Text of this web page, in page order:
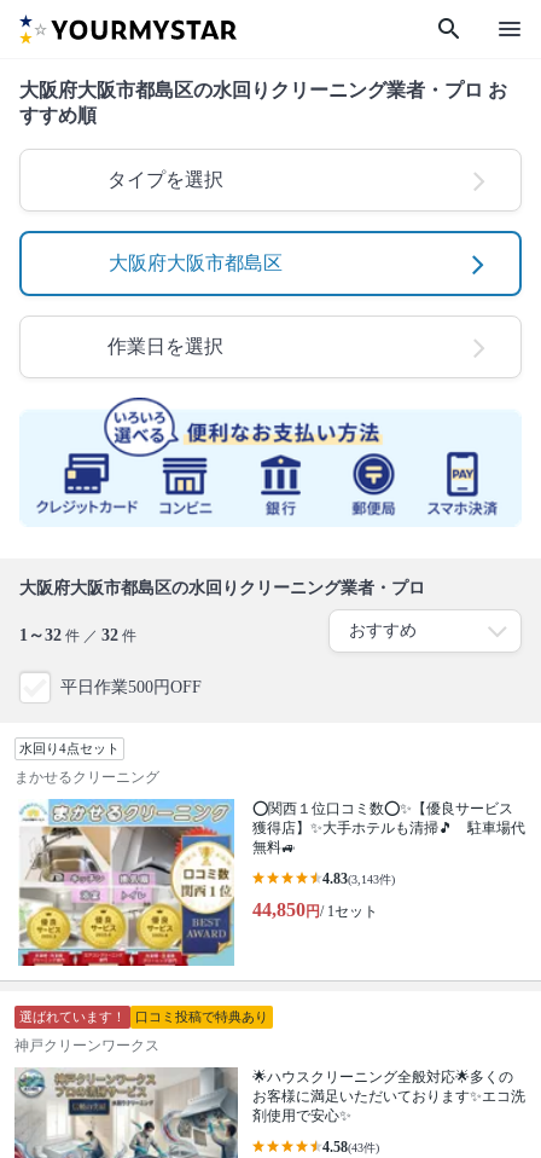
search menu
大阪府大阪市都島区の水回りクリーニング業者・プロ お
すすめ順
タイプを選択
大阪府大阪市都島区
作業日を選択
大阪府大阪市都島区の水回りクリーニング業者・プロ
1～32 件 ／ 32 件
平日作業500円OFF
水回り4点セット
まかせるクリーニング
⭕関西１位口コミ数⭕✨【優良サービス
獲得店】✨大手ホテルも清掃🎵 駐車場代
無料🚙
4.83(3,143件)
44,850円/ 1セット
選ばれています！ 口コミ投稿で特典あり
神戸クリーンワークス
🌟ハウスクリーニング全般対応🌟多くの
お客様に満足いただいております✨エコ洗
剤使用で安心✨
4.58(43件)